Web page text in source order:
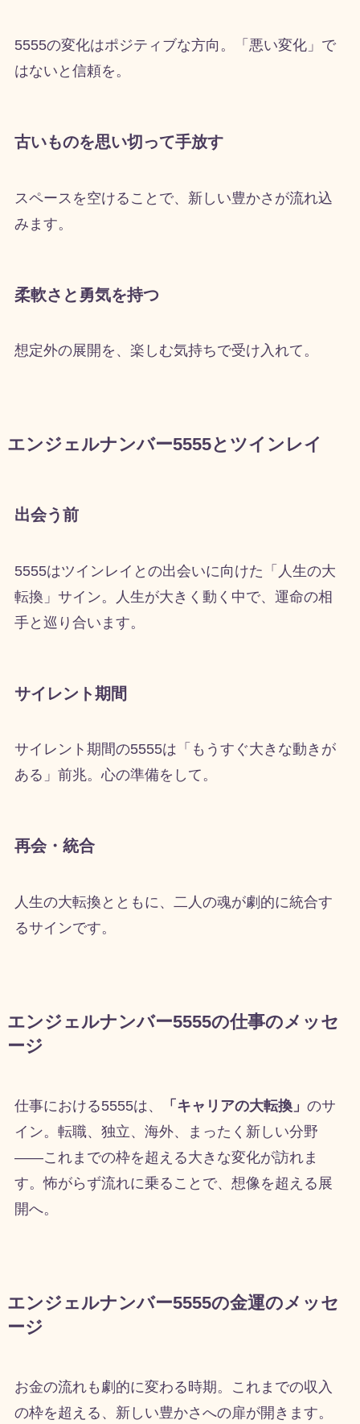
5555の変化はポジティブな方向。「悪い変化」で
はないと信頼を。
古いものを思い切って手放す
スペースを空けることで、新しい豊かさが流れ込
みます。
柔軟さと勇気を持つ
想定外の展開を、楽しむ気持ちで受け入れて。
エンジェルナンバー5555とツインレイ
出会う前
5555はツインレイとの出会いに向けた「人生の大
転換」サイン。人生が大きく動く中で、運命の相
手と巡り合います。
サイレント期間
サイレント期間の5555は「もうすぐ大きな動きが
ある」前兆。心の準備をして。
再会・統合
人生の大転換とともに、二人の魂が劇的に統合す
るサインです。
エンジェルナンバー5555の仕事のメッセ
ージ
仕事における5555は、 「キャリアの大転換」 のサ
イン。転職、独立、海外、まったく新しい分野
——これまでの枠を超える大きな変化が訪れま
す。怖がらず流れに乗ることで、想像を超える展
開へ。
エンジェルナンバー5555の金運のメッセ
ージ
お金の流れも劇的に変わる時期。これまでの収入
の枠を超える、新しい豊かさへの扉が開きます。